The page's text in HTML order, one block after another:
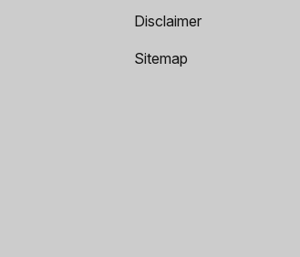
Disclaimer
Sitemap